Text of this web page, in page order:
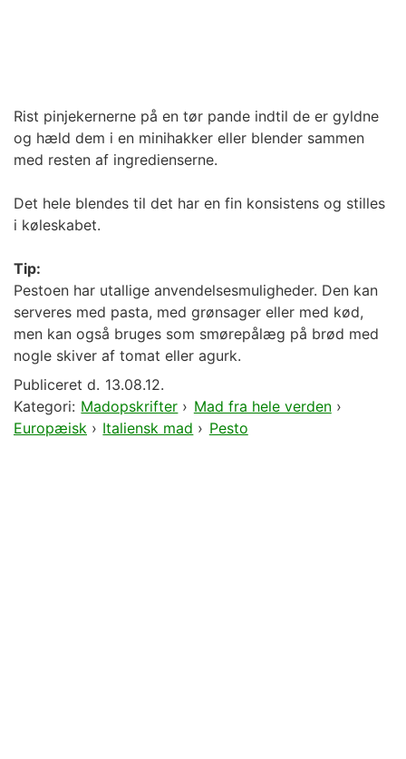
Rist pinjekernerne på en tør pande indtil de er gyldne
og hæld dem i en minihakker eller blender sammen
med resten af ingredienserne.
Det hele blendes til det har en fin konsistens og stilles
i køleskabet.
Tip:
Pestoen har utallige anvendelsesmuligheder. Den kan
serveres med pasta, med grønsager eller med kød,
men kan også bruges som smørepålæg på brød med
nogle skiver af tomat eller agurk.
Publiceret d. 13.08.12.
Kategori: Madopskrifter › Mad fra hele verden›
Europæisk › Italiensk mad › Pesto